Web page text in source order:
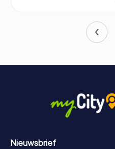
Nieuwsbrief